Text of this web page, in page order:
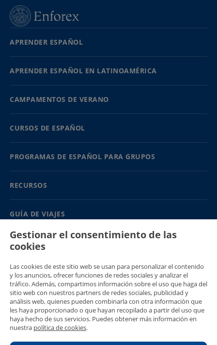
Gestionar el consentimiento de las
cookies
Las cookies de este sitio web se usan para personalizar el contenido
y los anuncios, ofrecer funciones de redes sociales y analizar el
tráfico. Además, compartimos información sobre el uso que haga del
sitio web con nuestros partners de redes sociales, publicidad y
análisis web, quienes pueden combinarla con otra información que
les haya proporcionado o que hayan recopilado a partir del uso que
haya hecho de sus servicios. Puedes obtener más información en
nuestra política de cookies.
APRENDER ESPAÑOL
APRENDER ESPAÑOL EN LATINOAMÉRICA
CAMPAMENTOS DE VERANO
CURSOS DE ESPAÑOL
PROGRAMAS DE ESPAÑOL PARA GRUPOS
RECURSOS
GUÍA DE VIAJES
PARTNERS
Contacto
Precios y catálogos
(+34) 91 594 37 76
Gustavo Fernández Balbuena, 11
28002 Madrid, Spain
Sitemap
Condiciones generales